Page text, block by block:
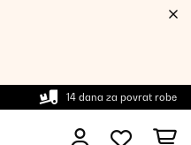
14 dana za povrat robe